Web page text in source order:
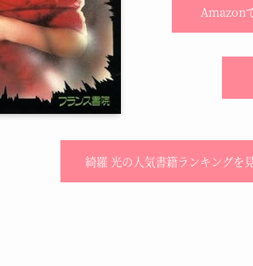
Amazon
綺羅 光の人気書籍ランキングを